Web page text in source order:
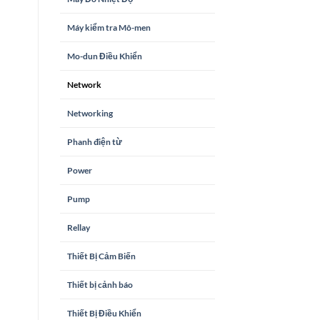
Máy kiểm tra Mô-men
Mo-dun Điều Khiển
Network
Networking
Phanh điện từ
Power
Pump
Rellay
Thiết Bị Cảm Biến
Thiết bị cảnh báo
Thiết Bị Điều Khiển